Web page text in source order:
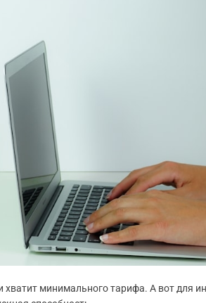
минимального тарифа. А вот для